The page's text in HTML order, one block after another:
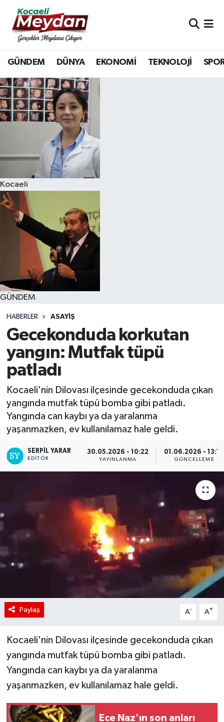
GÜNDEM DÜNYA EKONOMİ TEKNOLOJİ
Kocaeli
GÜNDEM
HABERLER ASAYIŞ
Gecekonduda korkutan
yangın: Mutfak tüpü
patladı
Kocaeli'nin Dilovası ilçesinde gecekonduda çıkan
yangında mutfak tüpü bomba gibi patladı.
Yangında can kaybı ya da yaralanma
yaşanmazken, ev kullanılamaz hale geldi.
SERPİL YARAR
EDITÖR
30.05.2026 - 10:22
YAYINLANMA
01.06.2026 - 13:18
GÜNCELLEME
Paylaş A- A+
Kocaeli'nin Dilovası ilçesinde gecekonduda çıkan
yangında mutfak tüpü bomba gibi patladı.
Yangında can kaybı ya da yaralanma
yaşanmazken, ev kullanılamaz hale geldi.
Ece Naz'ın son anları
Nöbetçi Eczaneler
Hava Durumu
Trafik Durumu
Süper Lig Puan Durumu ve Fikstür
Tüm Manşetler
Son Dakika Haberleri
Haber Arşivi